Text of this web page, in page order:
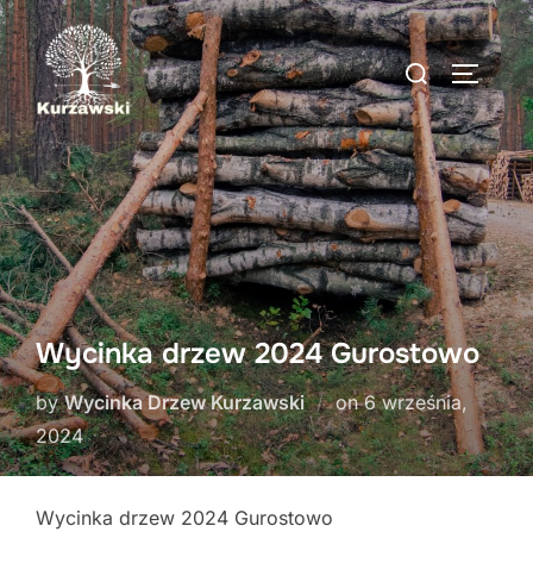
Skip
to
content
Search
for:
Wycinka drzew 2024 Gurostowo
byWycinka Drzew Kurzawski onPosted
on
6 września,
2024
Wycinka drzew 2024 Gurostowo